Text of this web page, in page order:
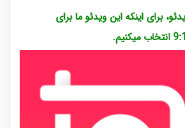
برای اینکه این ویدئو ما برای